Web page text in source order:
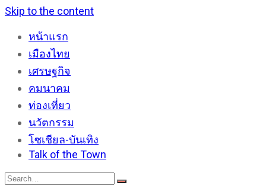
Skip to the content
หน้าแรก
เมืองไทย
เศรษฐกิจ
คมนาคม
ท่องเที่ยว
นวัตกรรม
โซเชียล-บันเทิง
Talk of the Town